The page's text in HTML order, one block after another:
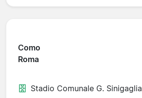
Como
Roma
Stadio Comunale G. Sinigaglia